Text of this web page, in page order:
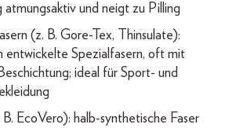
atmungsaktiv und neigt zu Pilling
(z. B. Gore-Tex, Thinsulate):
entwickelte Spezialfasern, oft mit
ideal für Sport- und
B. EcoVero): halb-synthetische Faser